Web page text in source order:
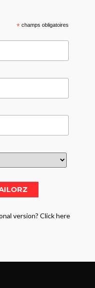
*champs obligatoires
version? Click here